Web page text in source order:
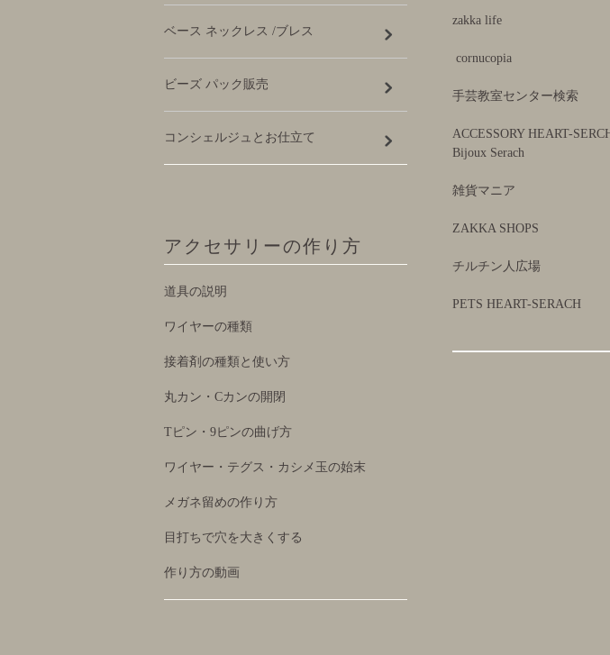
zakka life
cornucopia
手芸教室センター検索
ACCESSORY HEART-
Bijoux Serach
雑貨マニア
ZAKKA SHOPS
チルチン人広場
PETS HEART-SERACH
ベース ネックレス /ブレス
ビーズ パック販売
コンシェルジュとお仕立て
アクセサリーの作り方
道具の説明
ワイヤーの種類
接着剤の種類と使い方
丸カン・Cカンの開閉
Tピン・9ピンの曲げ方
ワイヤー・テグス・カシメ玉の始末
メガネ留めの作り方
目打ちで穴を大きくする
作り方の動画